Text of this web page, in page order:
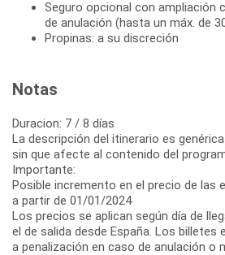
Seguro opcional con ampliación
de anulación (hasta un máx. de
Propinas: a su discreción
Notas
Duracion: 7 / 8 días
La descripción del itinerario es
sin que afecte al contenido del
Importante:
Posible incremento en el precio de las
a partir de 01/01/2024
Los precios se aplican según día de
el de salida desde España. Los
a penalización en caso de anulación o